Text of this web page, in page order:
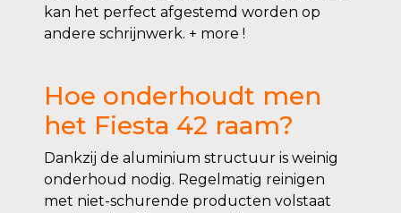
kan het perfect afgestemd worden op
andere schrijnwerk. + more !
Hoe onderhoudt men
het Fiesta 42 raam?
Dankzij de aluminium structuur is weinig
onderhoud nodig. Regelmatig reinigen
met niet-schurende producten volstaat